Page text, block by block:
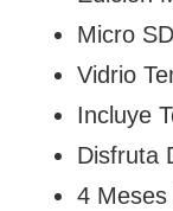
Micro
Vidrio
Incluye
Disfruta
4